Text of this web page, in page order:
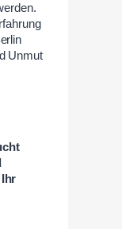
Unmut